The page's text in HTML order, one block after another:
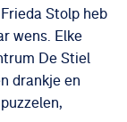
Stolp heb
wens. Elke
De Stiel
drankje en